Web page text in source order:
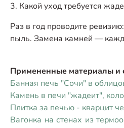
3. Какой уход требуется
Раз в год проводите
пыль. Замена камней —
Примененные материалы и
Банная печь "Сочи" в
Камень в печи "жадеит",
Плитка за печью - кварцит
Вагонка на стенах из